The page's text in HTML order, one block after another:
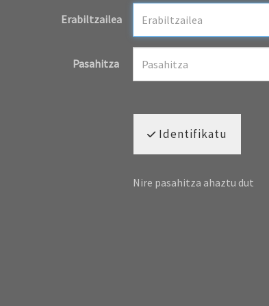
Erabiltzailea
Pasahitza
Identifikatu
Nire pasahitza ahaztu dut